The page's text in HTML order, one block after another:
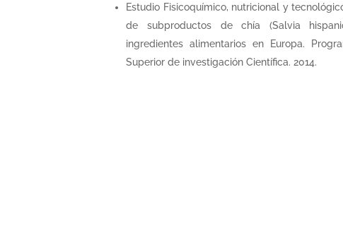
Estudio Fisicoquímico, nutricional y
de subproductos de chía (Salvia
ingredientes alimentarios en Europa.
Superior de investigación Científica. 2014.